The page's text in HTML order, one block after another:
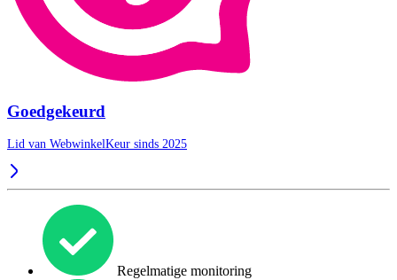
Goedgekeurd
Lid van WebwinkelKeur sinds 2025
Regelmatige monitoring